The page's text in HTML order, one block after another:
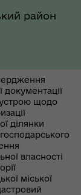
район
документації
щодо
ділянки
власності
міської